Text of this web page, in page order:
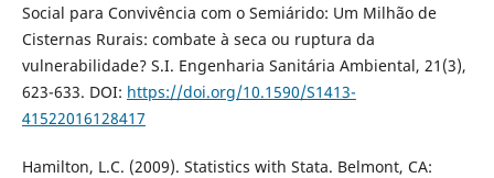
Social para Convivência com o Semiárido: Um Milhão de
Cisternas Rurais: combate à seca ou ruptura da
vulnerabilidade? S.I. Engenharia Sanitária Ambiental, 21(3),
623-633. DOI: https://doi.org/10.1590/S1413-
41522016128417
Hamilton, L.C. (2009). Statistics with Stata. Belmont, CA: